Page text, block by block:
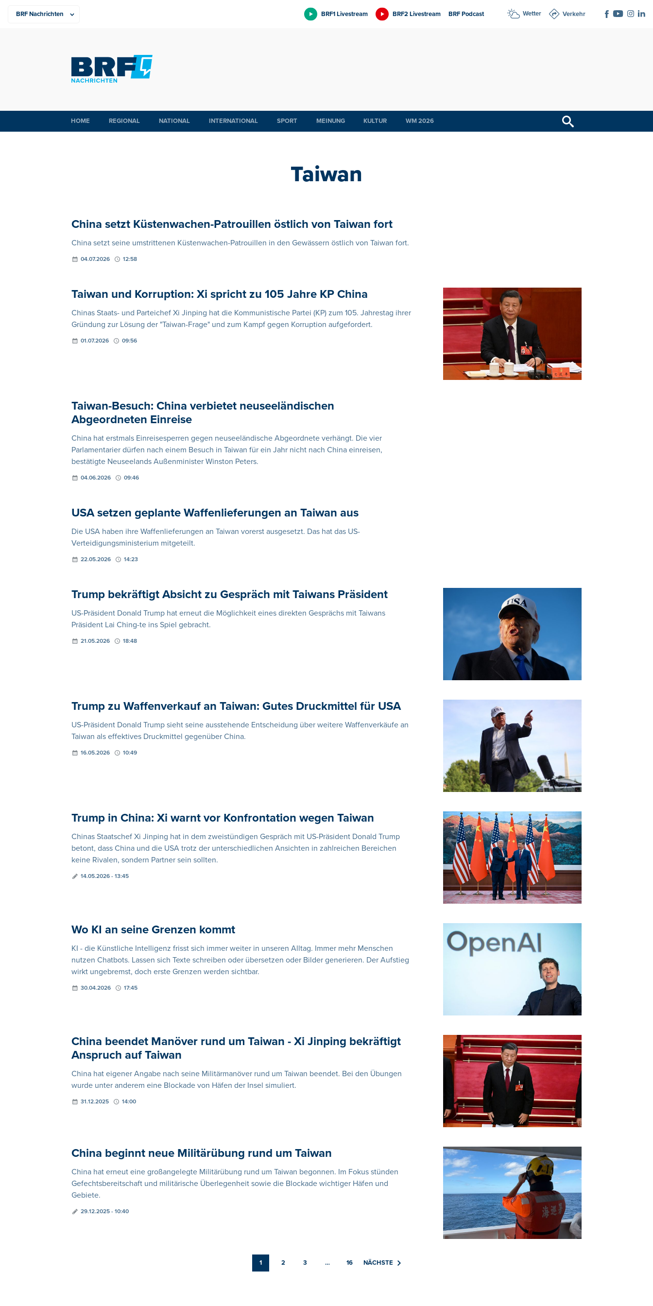
BRF1 Livestream BRF2 Livestream BRF Podcast Wetter Verkehr
HOME REGIONAL NATIONAL INTERNATIONAL SPORT MEINUNG KULTUR WM 2026
Taiwan
China setzt Küstenwachen-Patrouillen östlich von Taiwan fort
China setzt seine umstrittenen Küstenwachen-Patrouillen in den Gewässern östlich von Taiwan fort.
04.07.2026 12:58
Taiwan und Korruption: Xi spricht zu 105 Jahre KP China
Chinas Staats- und Parteichef Xi Jinping hat die Kommunistische Partei (KP) zum 105. Jahrestag ihrer
Gründung zur Lösung der "Taiwan-Frage" und zum Kampf gegen Korruption aufgefordert.
01.07.2026 09:56
Taiwan-Besuch: China verbietet neuseeländischen
Abgeordneten Einreise
China hat erstmals Einreisesperren gegen neuseeländische Abgeordnete verhängt. Die vier
Parlamentarier dürfen nach einem Besuch in Taiwan für ein Jahr nicht nach China einreisen,
bestätigte Neuseelands Außenminister Winston Peters.
04.06.2026 09:46
USA setzen geplante Waffenlieferungen an Taiwan aus
Die USA haben ihre Waffenlieferungen an Taiwan vorerst ausgesetzt. Das hat das US-
Verteidigungsministerium mitgeteilt.
22.05.2026 14:23
Trump bekräftigt Absicht zu Gespräch mit Taiwans Präsident
US-Präsident Donald Trump hat erneut die Möglichkeit eines direkten Gesprächs mit Taiwans
Präsident Lai Ching-te ins Spiel gebracht.
21.05.2026 18:48
Trump zu Waffenverkauf an Taiwan: Gutes Druckmittel für USA
US-Präsident Donald Trump sieht seine ausstehende Entscheidung über weitere Waffenverkäufe an
Taiwan als effektives Druckmittel gegenüber China.
16.05.2026 10:49
Trump in China: Xi warnt vor Konfrontation wegen Taiwan
Chinas Staatschef Xi Jinping hat in dem zweistündigen Gespräch mit US-Präsident Donald Trump
betont, dass China und die USA trotz der unterschiedlichen Ansichten in zahlreichen Bereichen
keine Rivalen, sondern Partner sein sollten.
14.05.2026 - 13:45
Wo KI an seine Grenzen kommt
KI - die Künstliche Intelligenz frisst sich immer weiter in unseren Alltag. Immer mehr Menschen
nutzen Chatbots. Lassen sich Texte schreiben oder übersetzen oder Bilder generieren. Der Aufstieg
wirkt ungebremst, doch erste Grenzen werden sichtbar.
30.04.2026 17:45
China beendet Manöver rund um Taiwan - Xi Jinping bekräftigt
Anspruch auf Taiwan
China hat eigener Angabe nach seine Militärmanöver rund um Taiwan beendet. Bei den Übungen
wurde unter anderem eine Blockade von Häfen der Insel simuliert.
31.12.2025 14:00
China beginnt neue Militärübung rund um Taiwan
China hat erneut eine großangelegte Militärübung rund um Taiwan begonnen. Im Fokus stünden
Gefechtsbereitschaft und militärische Überlegenheit sowie die Blockade wichtiger Häfen und
Gebiete.
29.12.2025 - 10:40
1 2 3 … 16 NÄCHSTE